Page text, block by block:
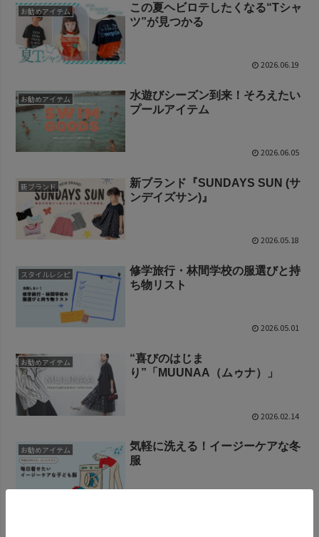
お勧めアイテム
この夏ヘビロテしたくなる“Tシャ
ツ”が見つかる
2026.06.19
お勧めアイテム
水遊びシーズン到来！そろえたい
プールアイテム
2026.06.05
新ブランド
新ブランド『SUNDAYS SUN (サ
ンデイズサン)』
2026.05.18
スタイルレシピ
修学旅行・林間学校の服選びと持
ち物リスト
2026.05.01
お勧めアイテム
“喜びのはじま
り”「MUUNAA（ムゥナ）」
2026.02.14
お勧めアイテム
気軽に洗える！イージーケアな冬
服